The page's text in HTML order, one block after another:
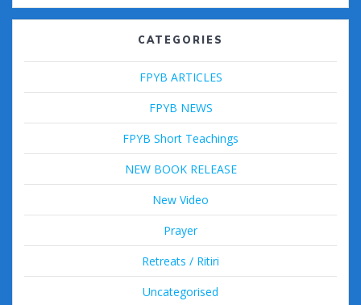
CATEGORIES
FPYB ARTICLES
FPYB NEWS
FPYB Short Teachings
NEW BOOK RELEASE
New Video
Prayer
Retreats / Ritiri
Uncategorised